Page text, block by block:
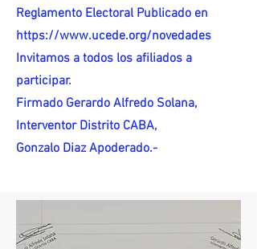
Reglamento Electoral Publicado en
https://www.ucede.org/novedades
Invitamos a todos los afiliados a
participar.
Firmado Gerardo Alfredo Solana,
Interventor Distrito CABA,
Gonzalo Diaz Apoderado.-